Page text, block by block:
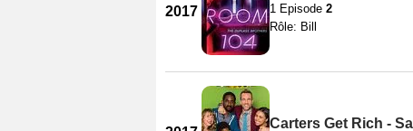
2017 1 Episode 2
Rôle: Bill
Carters Get Rich -